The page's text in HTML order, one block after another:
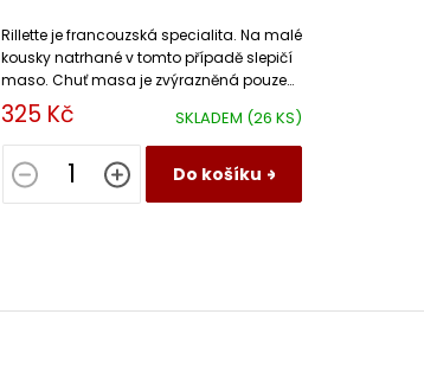
SKLADEM (26 KS)
325 Kč
Do košíku
Rillette je francouzská specialita. Na malé
kousky natrhané v tomto případě slepičí
maso. Chuť masa je zvýrazněná pouze
výpekem ze slepičího masa, solí a
pepřem.